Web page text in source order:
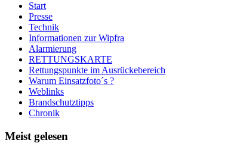
Start
Presse
Technik
Informationen zur Wipfra
Alarmierung
RETTUNGSKARTE
Rettungspunkte im Ausrückebereich
Warum Einsatzfoto´s ?
Weblinks
Brandschutztipps
Chronik
Meist gelesen